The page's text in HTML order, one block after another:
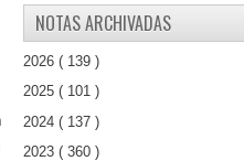
NOTAS ARCHIVADAS
2026 ( 139 )
2025 ( 101 )
2024 ( 137 )
2023 ( 360 )